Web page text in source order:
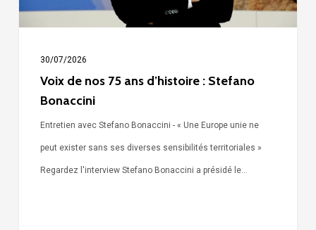
Stefano
Bonaccini
30/07/2026
Voix de nos 75 ans d’histoire : Stefano
Bonaccini
Entretien avec Stefano Bonaccini - « Une Europe unie ne
peut exister sans ses diverses sensibilités territoriales »
Regardez l'interview Stefano Bonaccini a présidé le…